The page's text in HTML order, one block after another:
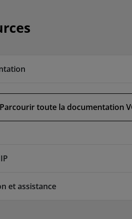
Parcourir toute la documentation
et assistance